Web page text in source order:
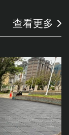
查看更多